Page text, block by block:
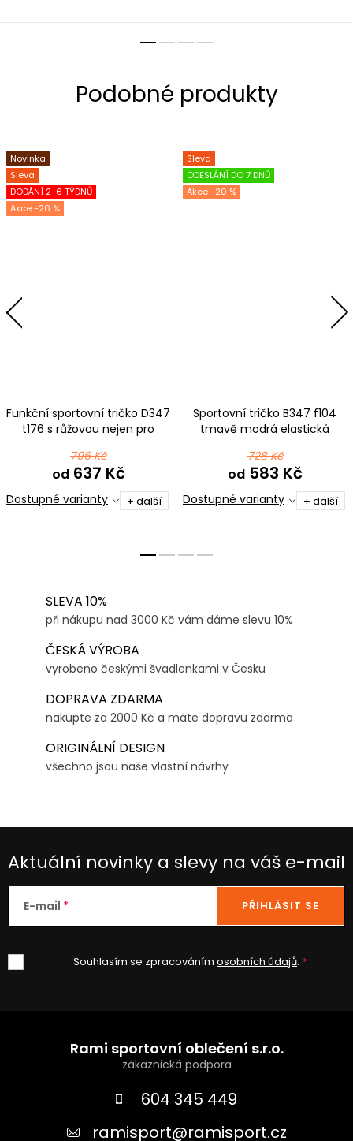
Novinka
Sleva
DODÁNÍ 2-6 TÝDNŮ
-20 %
Funkční sportovní tričko D347
t176 s růžovou nejen pro
796 Kč
od637 Kč
Dostupné varianty + další
Sleva
ODESLÁNÍ DO 7 DNŮ
-20 %
Sportovní tričko B347 f104
tmavě modrá elastická
728 Kč
od583 Kč
Dostupné varianty + další
SLEVA 10%
při nákupu nad 3000 Kč vám dáme slevu 10%
ČESKÁ VÝROBA
vyrobeno českými švadlenkami v Česku
DOPRAVA ZDARMA
nakupte za 2000 Kč a máte dopravu zdarma
ORIGINÁLNÍ DESIGN
všechno jsou naše vlastní návrhy
Aktuální novinky a slevy na váš e-mail
E-mail
Souhlasím se zpracováním osobních údajů.
PŘIHLÁSIT SE
Rami sportovní oblečení s.r.o.
604 345 449
ramisport@ramisport.cz